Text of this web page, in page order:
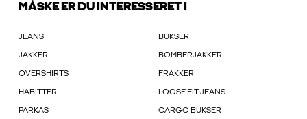
MÅSKE ER DU INTERESSERET I
JEANS BUKSER
JAKKER BOMBERJAKKER
OVERSHIRTS FRAKKER
HABITTER LOOSE FIT JEANS
PARKAS CARGO BUKSER